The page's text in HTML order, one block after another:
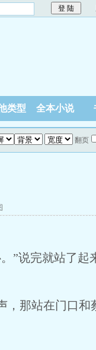
类型 全本小说
翻页
说完就站了起
那站在门口和